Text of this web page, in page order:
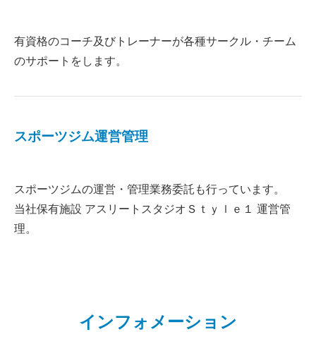
有資格のコーチ及びトレーナーが各種サークル・チーム
のサポートをします。
スポーツジム運営管理
スポーツジムの運営・管理業務委託も行っています。
当社保有施設 アスリートスタジオＳｔｙｌｅ１ 運営管
理。
インフォメーション